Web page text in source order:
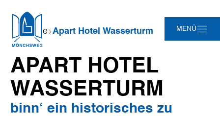
Hauptinhalt
Suche
Navigation
Footer
MENÜ
Sie
sind
hier:
Startseite Apart Hotel Wasserturm
APART HOTEL
WASSERTURM
binn‘ ein historisches zu